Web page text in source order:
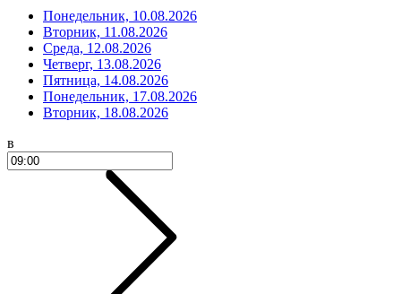
Понедельник, 10.08.2026
Вторник, 11.08.2026
Среда, 12.08.2026
Четверг, 13.08.2026
Пятница, 14.08.2026
Понедельник, 17.08.2026
Вторник, 18.08.2026
в